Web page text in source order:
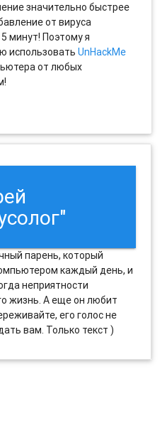
значительно быстрее
от вируса
5 минут! Поэтому я
использоватьUnHackMe
от любых
парень, который
каждый день, и
неприятности
жизнь. А еще он любит
его голос не
вам. Только текст )